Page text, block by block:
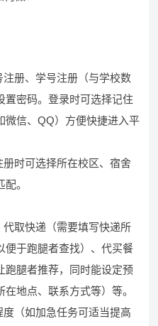
册、学号注册（与学校数
置密码。登录时可选择记住
微信、QQ）方便快捷进入平
时可选择所在校区、宿舍
。
取快递（需要填写快递所
便于跑腿者查找）、代买餐
跑腿者推荐，同时能设定预
地点、联系方式等）等。
（如加急任务可适当提高